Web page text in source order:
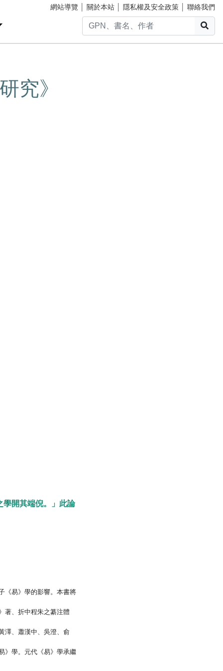
網站導覽 關於本站 隱私權及安全政策 聯絡我們
究》
學開其端倪。」此論
《易》學的影響。本書將
著、折中程朱之纂注體
澤、蕭漢中、吳澄、俞
》學。元代《易》學承繼